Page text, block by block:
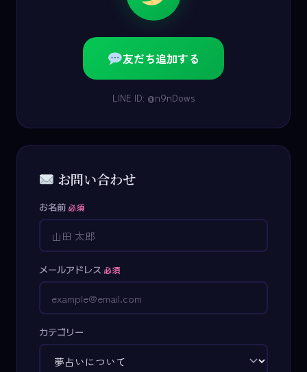
友だち追加する
LINE ID: @n9nDows
お問い合わせ
お名前 必須
メールアドレス 必須
カテゴリー